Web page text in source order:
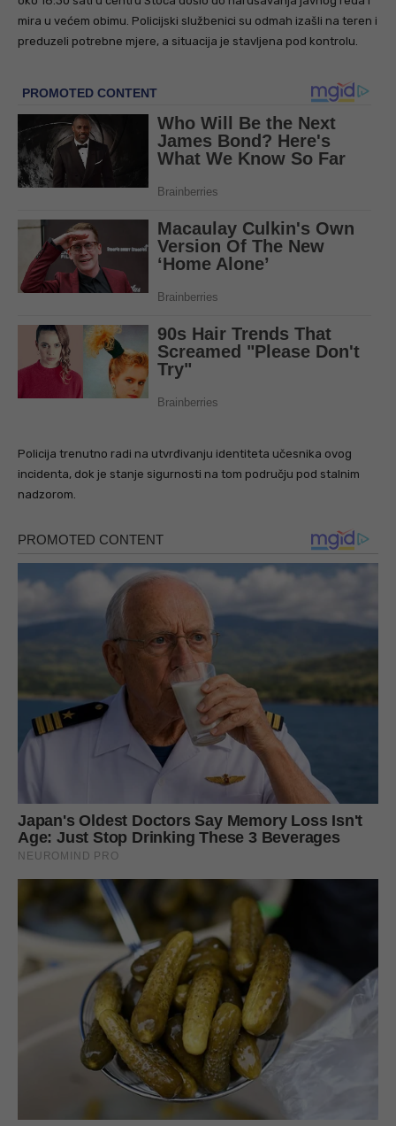
mira u većem obimu. Policijski službenici su odmah izašli na teren i
preduzeli potrebne mjere, a situacija je stavljena pod kontrolu.
Policija trenutno radi na utvrđivanju identiteta učesnika ovog
incidenta, dok je stanje sigurnosti na tom području pod stalnim
nadzorom.